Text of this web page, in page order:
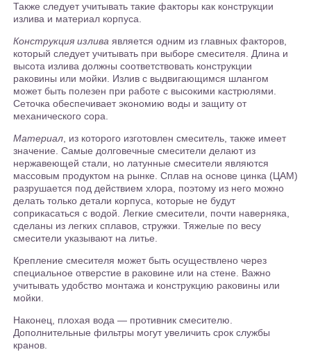
Также следует учитывать такие факторы как конструкции
излива и материал корпуса.
Конструкция излива является одним из главных факторов,
который следует учитывать при выборе смесителя. Длина и
высота излива должны соответствовать конструкции
раковины или мойки. Излив с выдвигающимся шлангом
может быть полезен при работе с высокими кастрюлями.
Сеточка обеспечивает экономию воды и защиту от
механического сора.
Материал , из которого изготовлен смеситель, также имеет
значение. Самые долговечные смесители делают из
нержавеющей стали, но латунные смесители являются
массовым продуктом на рынке. Сплав на основе цинка (ЦАМ)
разрушается под действием хлора, поэтому из него можно
делать только детали корпуса, которые не будут
соприкасаться с водой. Легкие смесители, почти наверняка,
сделаны из легких сплавов, стружки. Тяжелые по весу
смесители указывают на литье.
Крепление смесителя может быть осуществлено через
специальное отверстие в раковине или на стене. Важно
учитывать удобство монтажа и конструкцию раковины или
мойки.
Наконец, плохая вода — противник смесителю.
Дополнительные фильтры могут увеличить срок службы
кранов.